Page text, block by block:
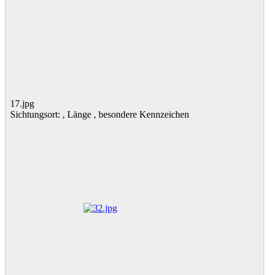
17.jpg
Sichtungsort: , Länge , besondere Kennzeichen